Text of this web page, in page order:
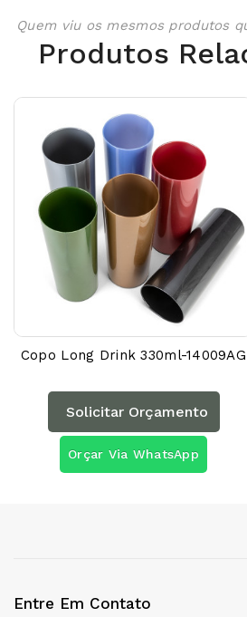
Quem viu os mesmos produtos
Produtos
Copo Long Drink 330ml-14009AG
Solicitar Orçamento
Orçar Via WhatsApp
Entre Em Contato